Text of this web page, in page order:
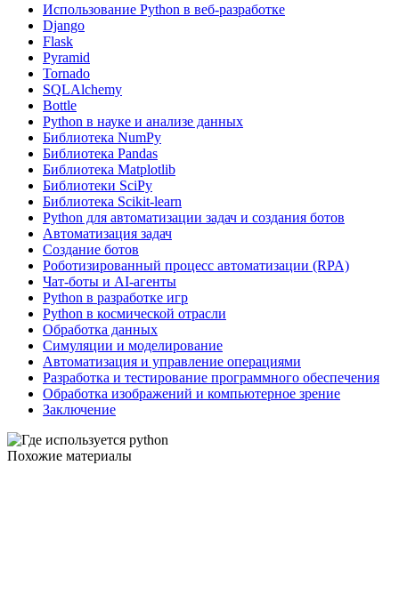
Использование Python в веб-разработке
Django
Flask
Pyramid
Tornado
SQLAlchemy
Bottle
Python в науке и анализе данных
Библиотека NumPy
Библиотека Pandas
Библиотека Matplotlib
Библиотеки SciPy
Библиотека Scikit-learn
Python для автоматизации задач и создания ботов
Автоматизация задач
Создание ботов
Роботизированный процесс автоматизации (RPA)
Чат-боты и AI-агенты
Python в разработке игр
Python в космической отрасли
Обработка данных
Симуляции и моделирование
Автоматизация и управление операциями
Разработка и тестирование программного обеспечения
Обработка изображений и компьютерное зрение
Заключение
Похожие материалы